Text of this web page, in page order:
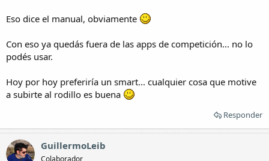
Eso dice el manual, obviamente
Con eso ya quedás fuera de las apps de competición... no lo
podés usar.
Hoy por hoy preferiría un smart... cualquier cosa que motive
a subirte al rodillo es buena
Responder
GuillermoLeib
Colaborador